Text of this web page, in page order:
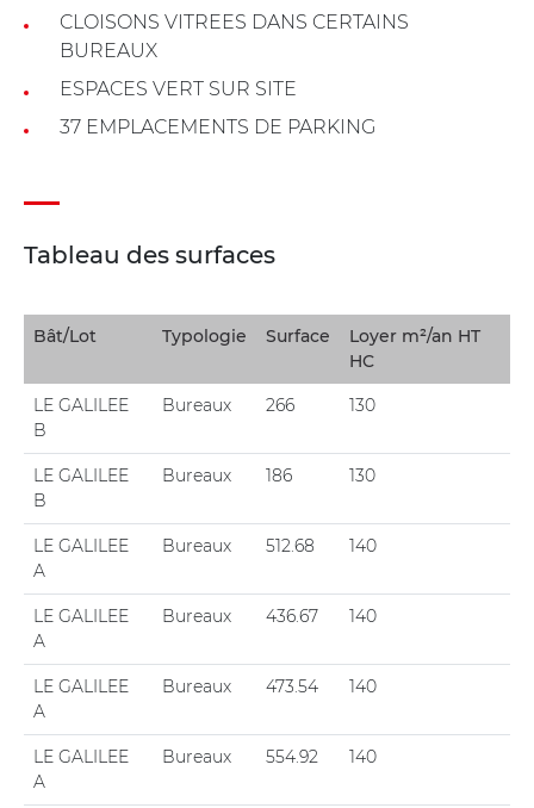
CLOISONS VITREES DANS CERTAINS
BUREAUX
ESPACES VERT SUR SITE
37 EMPLACEMENTS DE PARKING
Tableau des surfaces
Bât/Lot Typologie Surface
Loyer m²/an HT
HC
LE GALILEE
B
Bureaux 266 130
LE GALILEE
B
Bureaux 186 130
LE GALILEE
A
Bureaux 512.68 140
LE GALILEE
A
Bureaux 436.67 140
LE GALILEE
A
Bureaux 473.54 140
LE GALILEE
A
Bureaux 554.92 140